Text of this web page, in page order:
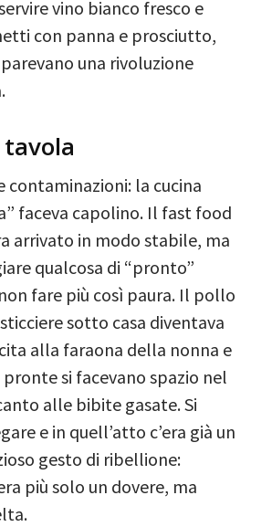
vino bianco fresco e
con panna e prosciutto,
una rivoluzione
contaminazioni: la cucina
faceva capolino. Il fast food
arrivato in modo stabile, ma
qualcosa di “pronto”
fare più così paura. Il pollo
sotto casa diventava
alla faraona della nonna e
si facevano spazio nel
alle bibite gasate. Si
e in quell’atto c’era già un
gesto di ribellione:
più solo un dovere, ma